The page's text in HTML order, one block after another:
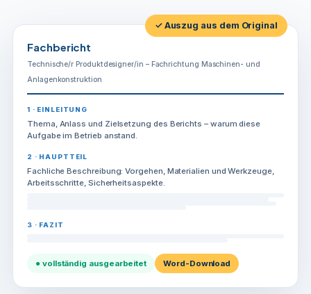
und
✓ Auszug aus dem Original
Fachbericht
Technische/r Produktdesigner/in – Fachrichtung Maschinen- und
Anlagenkonstruktion
1 · EINLEITUNG
Thema, Anlass und Zielsetzung des Berichts – warum diese
Aufgabe im Betrieb anstand.
2 · HAUPTTEIL
Fachliche Beschreibung: Vorgehen, Materialien und Werkzeuge,
Arbeitsschritte, Sicherheitsaspekte.
3 · FAZIT
● vollständig ausgearbeitet Word-Download